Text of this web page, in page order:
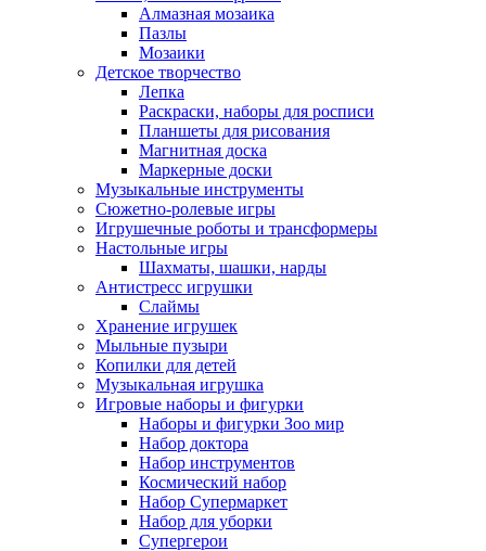
Алмазная мозаика
Пазлы
Мозаики
Детское творчество
Лепка
Раскраски, наборы для росписи
Планшеты для рисования
Магнитная доска
Маркерные доски
Музыкальные инструменты
Сюжетно-ролевые игры
Игрушечные роботы и трансформеры
Настольные игры
Шахматы, шашки, нарды
Антистресс игрушки
Слаймы
Хранение игрушек
Мыльные пузыри
Копилки для детей
Музыкальная игрушка
Игровые наборы и фигурки
Наборы и фигурки Зоо мир
Набор доктора
Набор инструментов
Космический набор
Hабор Супермаркет
Набор для уборки
Супергерои